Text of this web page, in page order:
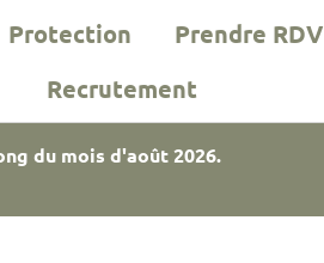
Protection Prendre RDV
Recrutement
du mois d'août 2026.